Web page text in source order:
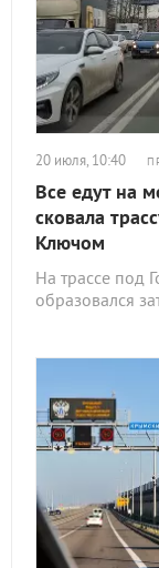
20 июля, 10:40
Все едут на
сковала
Ключом
На трассе под
образовался